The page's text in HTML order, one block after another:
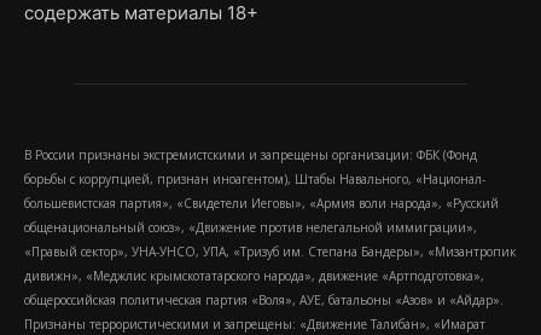
содержать материалы 18+
В России признаны экстремистскими и запрещены организации: ФБК (Фонд
борьбы с коррупцией, признан иноагентом), Штабы Навального, «Национал-
большевистская партия», «Свидетели Иеговы», «Армия воли народа», «Русский
общенациональный союз», «Движение против нелегальной иммиграции»,
«Правый сектор», УНА-УНСО, УПА, «Тризуб им. Степана Бандеры», «Мизантропик
дивижн», «Меджлис крымскотатарского народа», движение «Артподготовка»,
общероссийская политическая партия «Воля», АУЕ, батальоны «Азов» и «Айдар».
Признаны террористическими и запрещены: «Движение Талибан», «Имарат